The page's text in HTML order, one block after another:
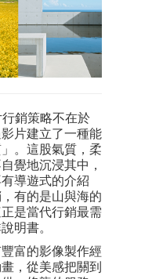
銷策略不在於
片建立了一種能
。這股氣質，柔
覺地沉浸其中，
導遊式的介紹
有的是山與海的
是當代行銷最需
明書。
富的影像製作經
，從美感把關到